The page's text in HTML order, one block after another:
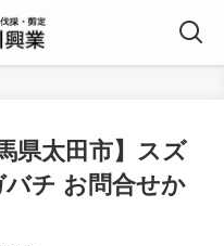
県太田市】スズ
チ お問合せか